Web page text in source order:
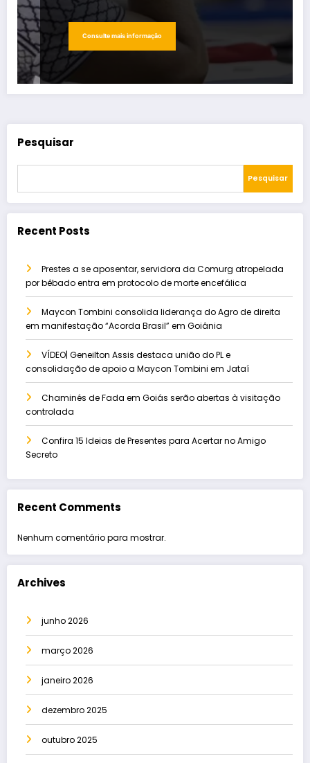
Consulte mais informação
Pesquisar
Pesquisar
Recent Posts
Prestes a se aposentar, servidora da Comurg atropelada
por bêbado entra em protocolo de morte encefálica
Maycon Tombini consolida liderança do Agro de direita
em manifestação “Acorda Brasil” em Goiânia
VÍDEO| Geneilton Assis destaca união do PL e
consolidação de apoio a Maycon Tombini em Jataí
Chaminés de Fada em Goiás serão abertas à visitação
controlada
Confira 15 Ideias de Presentes para Acertar no Amigo
Secreto
Recent Comments
Nenhum comentário para mostrar.
Archives
junho 2026
março 2026
janeiro 2026
dezembro 2025
outubro 2025